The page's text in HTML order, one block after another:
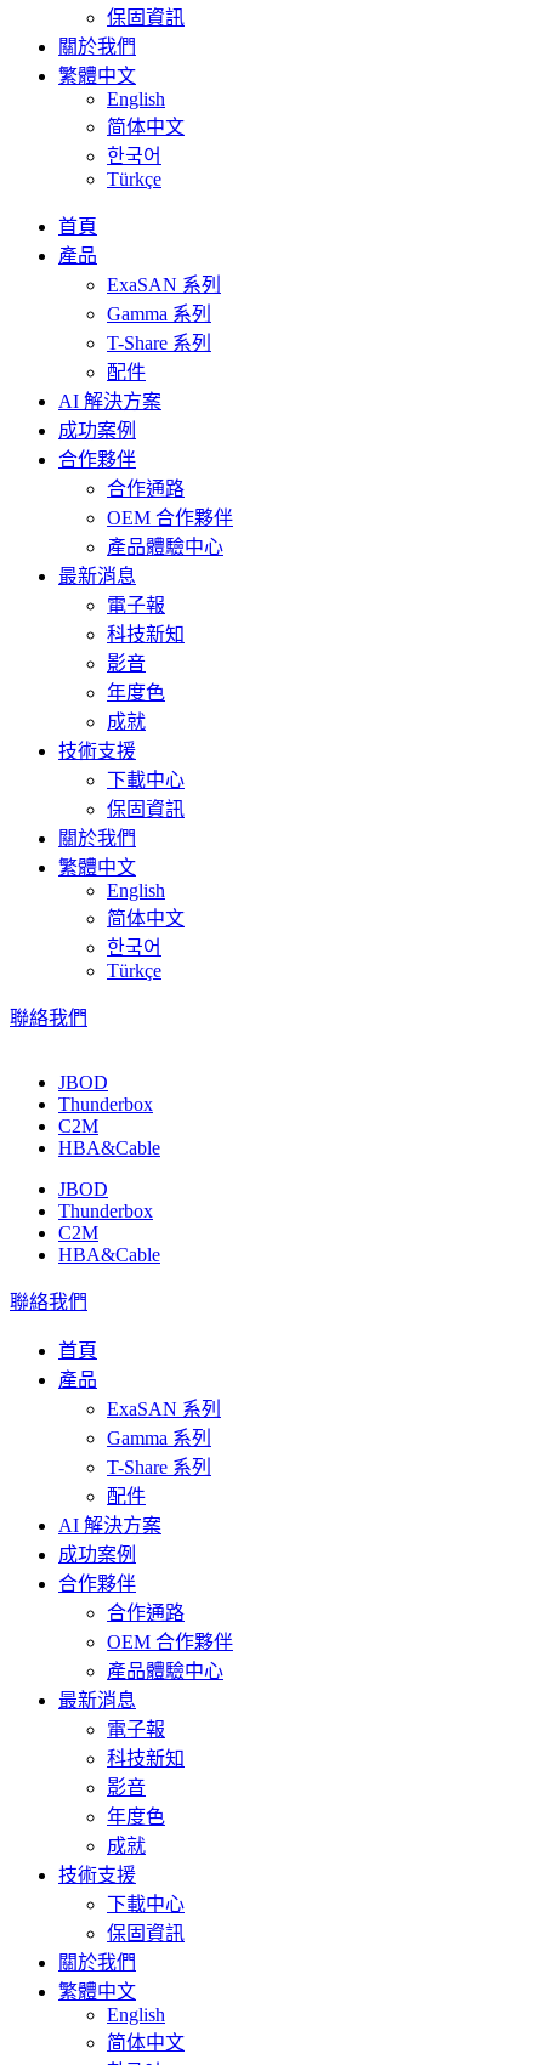
保固資訊
關於我們
繁體中文
English
简体中文
한국어
Türkçe
首頁
產品
ExaSAN 系列
Gamma 系列
T-Share 系列
配件
AI 解決方案
成功案例
合作夥伴
合作通路
OEM 合作夥伴
產品體驗中心
最新消息
電子報
科技新知
影音
年度色
成就
技術支援
下載中心
保固資訊
關於我們
繁體中文
English
简体中文
한국어
Türkçe
聯絡我們
JBOD
Thunderbox
C2M
HBA&Cable
JBOD
Thunderbox
C2M
HBA&Cable
聯絡我們
首頁
產品
ExaSAN 系列
Gamma 系列
T-Share 系列
配件
AI 解決方案
成功案例
合作夥伴
合作通路
OEM 合作夥伴
產品體驗中心
最新消息
電子報
科技新知
影音
年度色
成就
技術支援
下載中心
保固資訊
關於我們
繁體中文
English
简体中文